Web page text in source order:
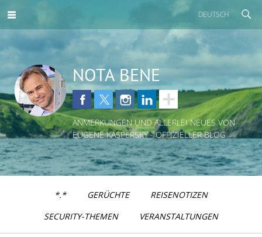
DEUTSCH
NOTA BENE
ANMERKUNGEN UND ALLERLEI NEUES VON
EUGENE KASPERSKY - OFFIZIELLER BLOG
*.* GERÜCHTE
REISENOTIZEN
SECURITY-THEMEN
VERANSTALTUNGEN